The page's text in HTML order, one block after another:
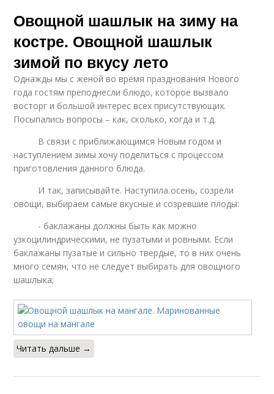
Овощной шашлык на зиму на
костре. Овощной шашлык
зимой по вкусу лето
Однажды мы с женой во время празднования Нового
года гостям преподнесли блюдо, которое вызвало
восторг и большой интерес всех присутствующих.
Посыпались вопросы – как, сколько, когда и т.д.
В связи с приближающимся Новым годом и
наступлением зимы хочу поделиться с процессом
приготовления данного блюда.
И так, записывайте. Наступила осень, созрели
овощи, выбираем самые вкусные и созревшие плоды:
- баклажаны должны быть как можно
узкоцилиндрическими, не пузатыми и ровными. Если
баклажаны пузатые и сильно твердые, то в них очень
много семян, что не следует выбирать для овощного
шашлыка;
Читать дальше →